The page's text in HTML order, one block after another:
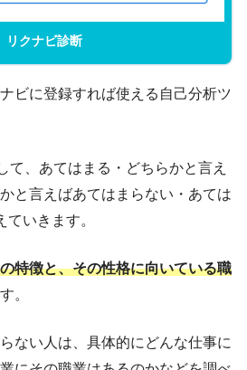
リクナビ診断
ビに登録すれば使える自己分析ツ
て、あてはまる・どちらかと言え
と言えばあてはまらない・あては
いきます。
特徴と、その性格に向いている職
。
ない人は、具体的にどんな仕事に